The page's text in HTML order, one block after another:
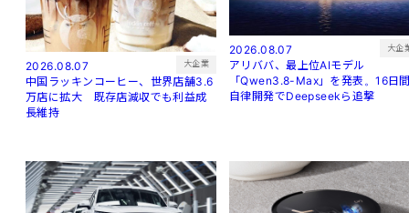
2026.08.07 大企業
中国ラッキンコーヒー、世界店舗3.6
万店に拡大 既存店減収でも利益成
長維持
2026.08.07 大企
アリババ、最上位AIモデル
「Qwen3.8-Max」を発表。16日
自律開発でDeepseekら追撃